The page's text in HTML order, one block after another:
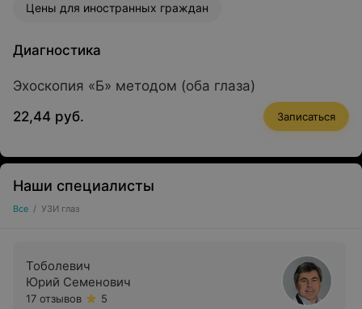
Цены для иностранных граждан
Диагностика
Эхоскопия «Б» методом (оба глаза)
22,44 руб.
Записаться
Наши специалисты
Все / УЗИ глаз
Тоболевич
Юрий Семенович
17 отзывов
5